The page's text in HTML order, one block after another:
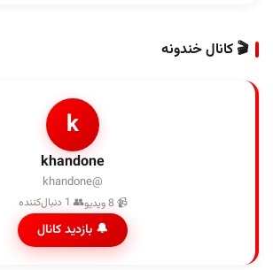
🎬 کانال خندونه
k
khandone
@khandone
📹 8 ویدیو 👥 1 دنبال‌کننده
🔔 بازدید کانال